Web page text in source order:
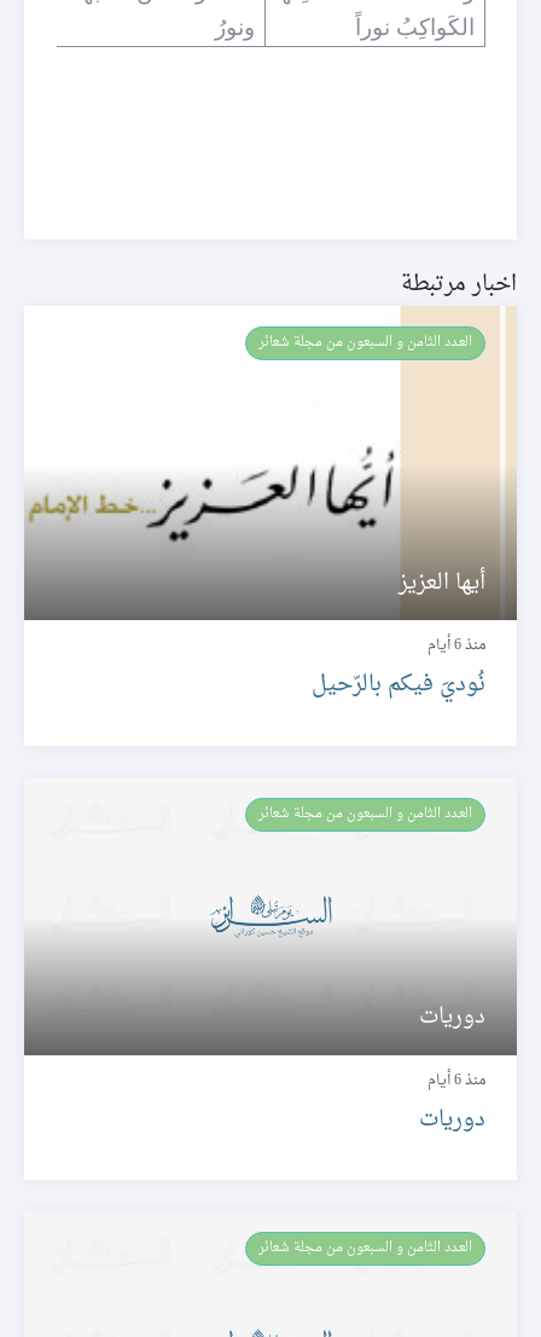
الكَواكِبُ نوراً
ونورُ
اخبار مرتبطة
العـدد الثامن و السبعون من مجلة شعائر
أيها العزيز
منذ 6 أيام
نُوديَ فيكم بالرّحيل
العـدد الثامن و السبعون من مجلة شعائر
دوريات
منذ 6 أيام
دوريات
العـدد الثامن و السبعون من مجلة شعائر